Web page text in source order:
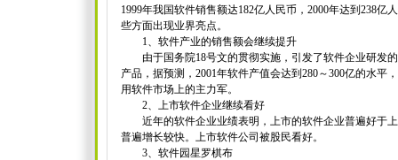
1999年我国软件销售额达182亿人民币，2000年达到238亿
些方面出现业界亮点。
1、软件产业的销售额会继续提升
由于国务院18号文的贯彻实施，引发了软件企业研发
产品，据预测，2001年软件产值会达到280～300亿的水平
用软件市场上的主力军。
2、上市软件企业继续看好
近年的软件企业业绩表明，上市的软件企业普遍好于上
普遍增长较快。上市软件公司被股民看好。
3、软件园星罗棋布